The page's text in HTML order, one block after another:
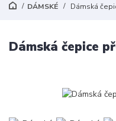
DÁMSKÉ Dámská
Dámská čepice